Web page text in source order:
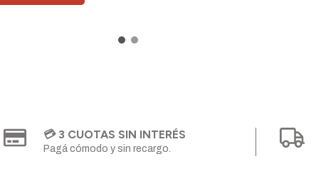
💳 3 CUOTAS SIN INTERÉS
Pagá cómodo y sin recargo.